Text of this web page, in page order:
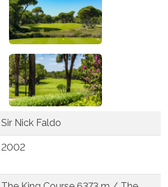
Sir Nick Faldo
2002